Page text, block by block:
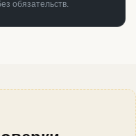
обязательств.